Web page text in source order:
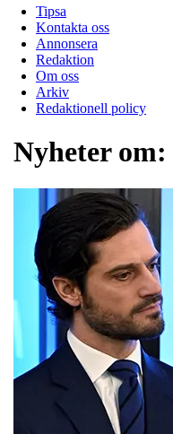
Tipsa
Kontakta oss
Annonsera
Redaktion
Om oss
Arkiv
Redaktionell policy
Nyheter om: